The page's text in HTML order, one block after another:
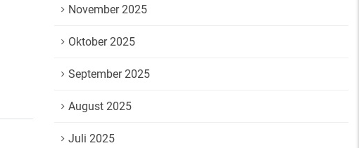
November 2025
Oktober 2025
September 2025
August 2025
Juli 2025